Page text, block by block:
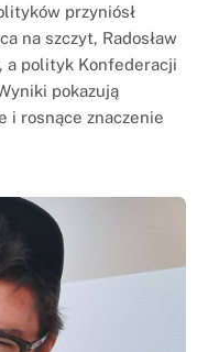
przyniósł
na szczyt, Radosław
a polityk Konfederacji
pokazują
i rosnące znaczenie